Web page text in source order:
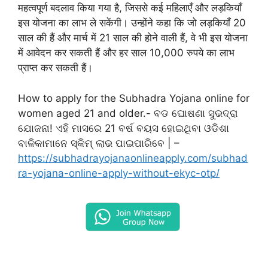
महत्वपूर्ण बदलाव किया गया है, जिससे कई महिलाएँ और लड़कियाँ
इस योजना का लाभ ले सकेंगी। उन्होंने कहा कि जो लड़कियाँ 20
साल की हैं और मार्च में 21 साल की होने वाली हैं, वे भी इस योजना
में आवेदन कर सकती हैं और हर साल 10,000 रुपये का लाभ
प्राप्त कर सकती हैं।
How to apply for the Subhadra Yojana online for
women aged 21 and older.- ବଡ ଘୋଷଣା ସୁଭଦ୍ରା
ଯୋଜନା! ଏହି ମାସରେ 21 ବର୍ଷ ବୟସ ହୋଇଥିବା ଓଡିଶା
ବାଳିକାମାନେ ସ୍କିମ୍ ଲାଭ ପାଇପାରିବେ | –
https://subhadrayojanaonlineapply.com/subhad
ra-yojana-online-apply-without-ekyc-otp/